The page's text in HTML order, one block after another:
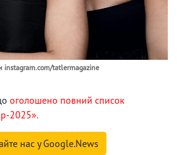
instagram.com/tatlermagazine
оголошено повний список
2025».
нас у Google.News